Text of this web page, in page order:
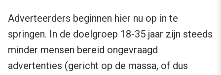
Adverteerders beginnen hier nu op in te
springen. In de doelgroep 18-35 jaar zijn steeds
minder mensen bereid ongevraagd
advertenties (gericht op de massa, of dus